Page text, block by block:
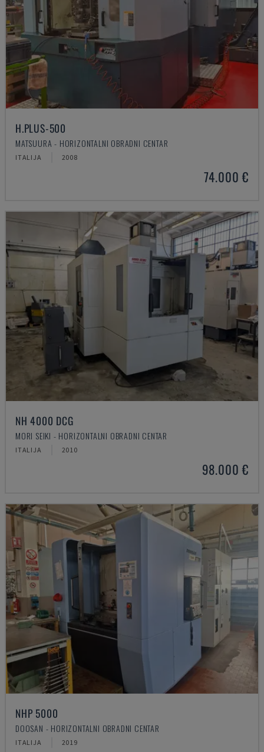
H.PLUS-500
MATSUURA - HORIZONTALNI OBRADNI CENTAR
ITALIJA 2008
74.000 €
NH 4000 DCG
MORI SEIKI - HORIZONTALNI OBRADNI CENTAR
ITALIJA 2010
98.000 €
NHP 5000
DOOSAN - HORIZONTALNI OBRADNI CENTAR
ITALIJA 2019